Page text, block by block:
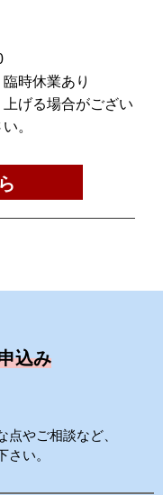
時休業あり
げる場合がござい
。
込み
やご相談など、
い。